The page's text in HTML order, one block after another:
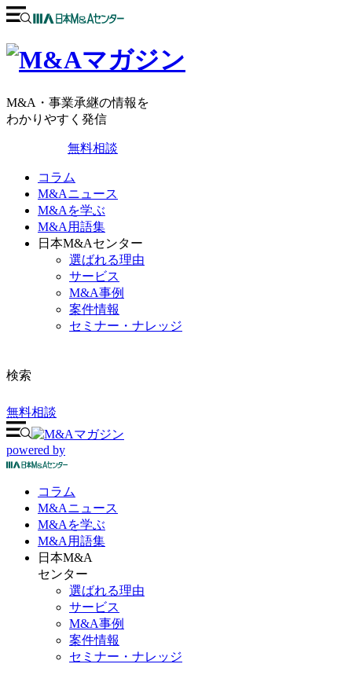
M&A・事業承継の情報を
わかりやすく発信
無料相談
コラム
M&Aニュース
M&Aを学ぶ
M&A用語集
日本M&Aセンター
選ばれる理由
サービス
M&A事例
案件情報
セミナー・ナレッジ
検索
無料相談
powered by
コラム
M&Aニュース
M&Aを学ぶ
M&A 用語集
日本M&A
センター
選ばれる理由
サービス
M&A事例
案件情報
セミナー・ナレッジ